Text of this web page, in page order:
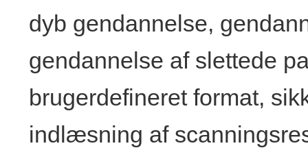
dyb gendannelse,
gendannelse af slettede
brugerdefineret format,
indlæsning af